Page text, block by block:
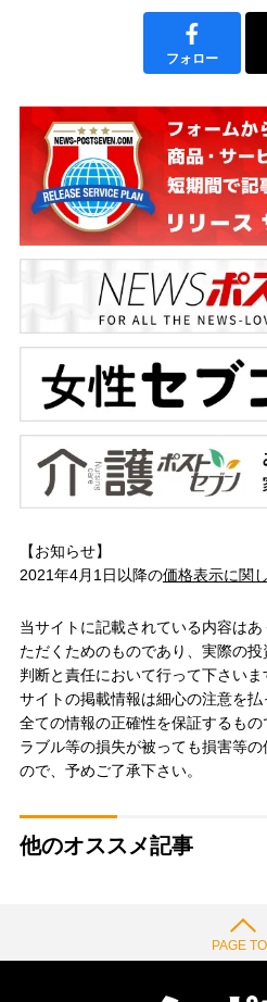
フォロー
【お知らせ】
2021年4月1日以降の価格表示に関
当サイトに記載されている内容は
ただくためのものであり、実際の
判断と責任において行って下さい
サイトの掲載情報は細心の注意を
全ての情報の正確性を保証するも
ラブル等の損失が被っても損害等
ので、予めご了承下さい。
他のオススメ記事
PAGE